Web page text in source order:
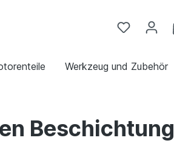
Werkzeug und Zubehör
Beschichtung